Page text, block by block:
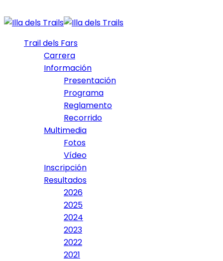
Trail dels Fars
Carrera
Información
Presentación
Programa
Reglamento
Recorrido
Multimedia
Fotos
Vídeo
Inscripción
Resultados
2026
2025
2024
2023
2022
2021